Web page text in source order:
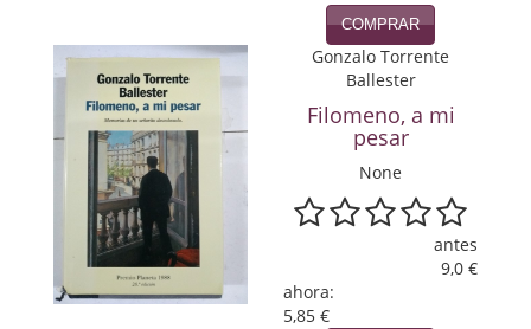
Terrorismo
COMPRAR
Gonzalo Torrente
Ballester
Filomeno, a mi
pesar
None
antes
9,0 €
ahora:
5,85 €